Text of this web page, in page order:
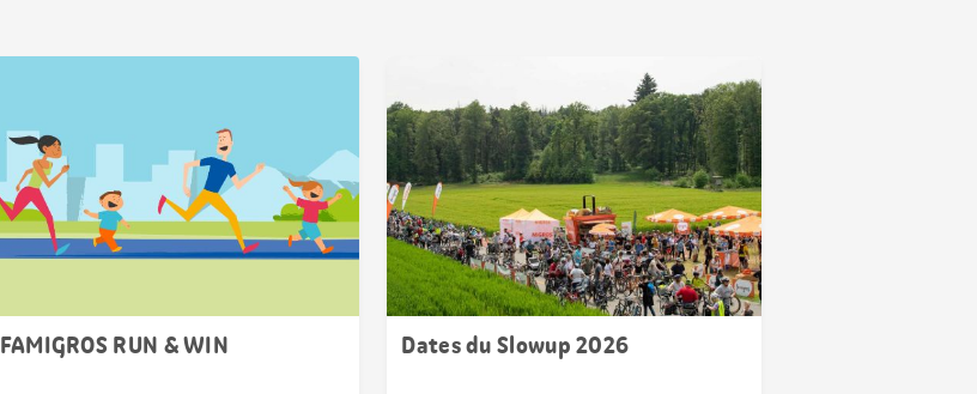
FAMIGROS RUN & WIN Dates du Slowup 2026